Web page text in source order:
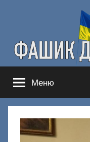
Фашик
Донецкий
гнобят
русню
Меню